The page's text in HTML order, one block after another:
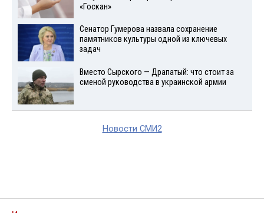
«Госкан»
Сенатор Гумерова назвала сохранение
памятников культуры одной из ключевых
задач
Вместо Сырского — Драпатый: что стоит за
сменой руководства в украинской армии
Новости СМИ2